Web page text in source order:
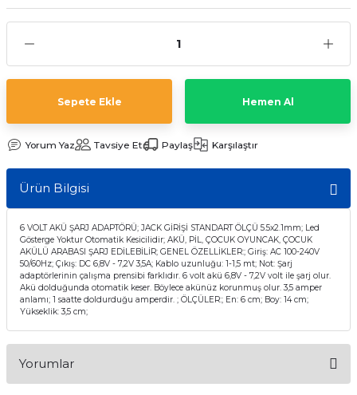
Sepete Ekle Hemen Al
Yorum Yaz Tavsiye Et Paylaş Karşılaştır
Ürün Bilgisi
6 VOLT AKÜ ŞARJ ADAPTÖRÜ; JACK GİRİŞİ STANDART ÖLÇÜ 5.5x2.1mm; Led
Gösterge Yoktur Otomatik Kesicilidir; AKÜ, PİL, ÇOCUK OYUNCAK, ÇOCUK
AKÜLÜ ARABASI ŞARJ EDİLEBİLİR; GENEL ÖZELLİKLER:; Giriş: AC 100-240V
50/60Hz; Çıkış: DC 6,8V - 7,2V 3,5A; Kablo uzunluğu: 1-1,5 mt; Not: Şarj
adaptörlerinin çalışma prensibi farklıdır. 6 volt akü 6,8V - 7,2V volt ile şarj olur.
Akü dolduğunda otomatik keser. Böylece akünüz korunmuş olur. 3,5 amper
anlamı; 1 saatte doldurduğu amperdir. ; ÖLÇÜLER:; En: 6 cm; Boy: 14 cm;
Yükseklik: 3,5 cm;
Yorumlar